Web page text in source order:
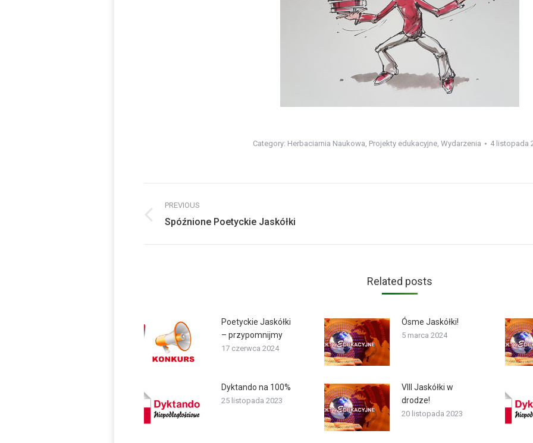
Category: Herbaciarnia Naukowa, Projekty edukacyjne, Wydarzenia 4 listopada
navigation
PREVIOUS
Previous
Spóźnione Poetyckie Jaskółki
Related posts
Poetyckie Jaskółki
– przypomnijmy
17 czerwca 2024
Ósme Jaskółki!
5 marca 2024
Dyktando na 100%
25 listopada 2023
VIII Jaskółki w
drodze!
20 listopada 2023